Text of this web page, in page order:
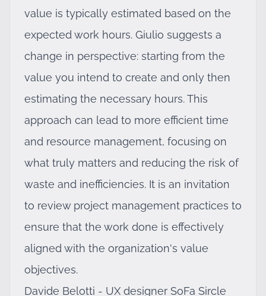
value is typically estimated based on the
expected work hours. Giulio suggests a
change in perspective: starting from the
value you intend to create and only then
estimating the necessary hours. This
approach can lead to more efficient time
and resource management, focusing on
what truly matters and reducing the risk of
waste and inefficiencies. It is an invitation
to review project management practices to
ensure that the work done is effectively
aligned with the organization's value
objectives.
Davide Belotti - UX designer SoFa Sircle